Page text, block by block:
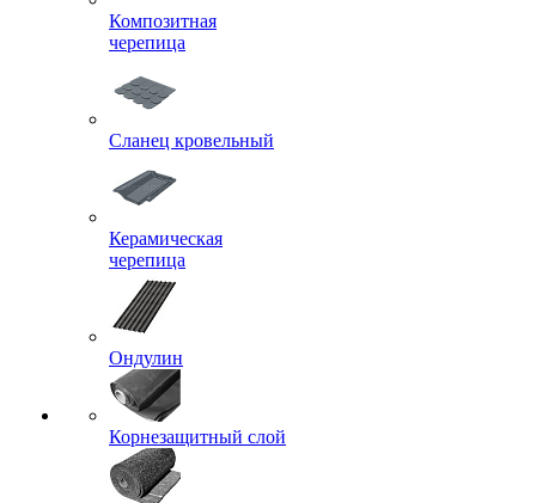
Композитная
черепица
Сланец кровельный
Керамическая
черепица
Ондулин
Корнезащитный слой